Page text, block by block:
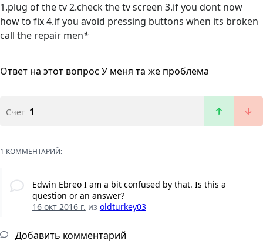
1.plug of the tv 2.check the tv screen 3.if you dont now
how to fix 4.if you avoid pressing buttons when its broken
call the repair men*
Ответ на этот вопрос У меня та же проблема
Счет 1
1 КОММЕНТАРИЙ:
Edwin Ebreo I am a bit confused by that. Is this a
question or an answer?
16 окт 2016 г. из oldturkey03
Добавить комментарий